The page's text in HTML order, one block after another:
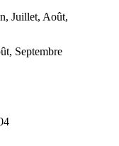
Juillet, Août,
Septembre